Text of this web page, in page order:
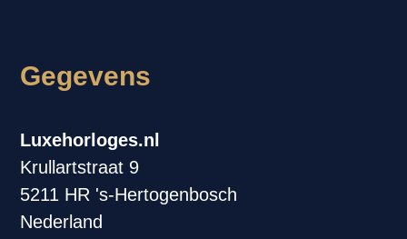
Gegevens
Luxehorloges.nl
Krullartstraat 9
5211 HR 's-Hertogenbosch
Nederland